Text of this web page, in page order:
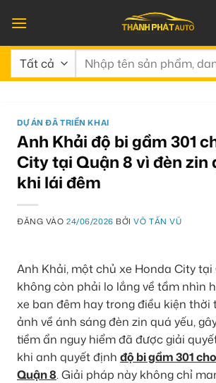
qua
nội
dung
Tìm
DỰ ÁN ĐÃ TRIỂN KHAI
Anh Khải độ bi gầm 301
City tại Quận 8 vì đèn zin
khi lái đêm
ĐĂNG VÀO24/06/2026 BỞIVÕ TẤN VŨ
Anh Khải, một chủ xe Honda City tại
không còn phải lo lắng về tầm nhìn
xe ban đêm hay trong điều kiện thời
ảnh về ánh sáng đèn zin quá yếu,
tiềm ẩn nguy hiểm đã được giải
khi anh quyết định độ bi gầm 301
Quận 8. Giải pháp này không chỉ